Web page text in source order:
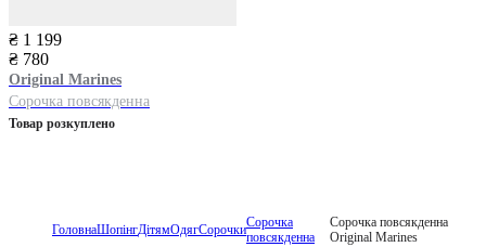
₴ 1 199
₴ 780
Original Marines
Сорочка повсякденна
Товар розкуплено
ГоловнаШопінгДітямОдягСорочкиСорочка
повсякденна
Сорочка повсякденна
Original Marines